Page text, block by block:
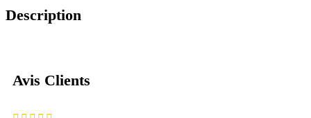
Description
Avis Clients